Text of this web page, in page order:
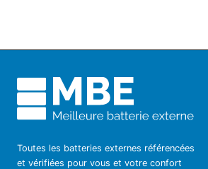
Toutes les batteries externes référencées
et vérifiées pour vous et votre confort